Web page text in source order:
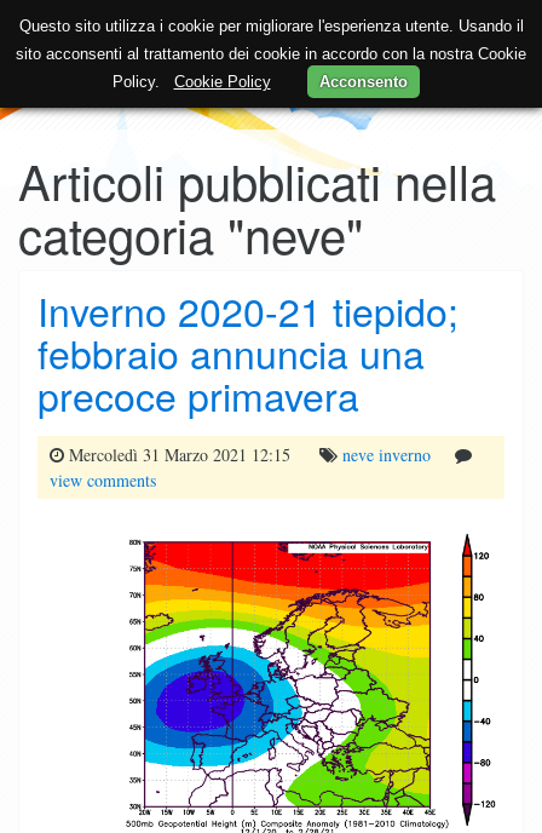
Articoli pubblicati nella
categoria "neve"
Inverno 2020-21 tiepido;
febbraio annuncia una
precoce primavera
Mercoledì 31 Marzo 2021 12:15 neve inverno
view comments
Questo sito utilizza i cookie per migliorare l'esperienza utente. Usando il
sito acconsenti al trattamento dei cookie in accordo con la nostra Cookie
Policy. Cookie Policy Acconsento